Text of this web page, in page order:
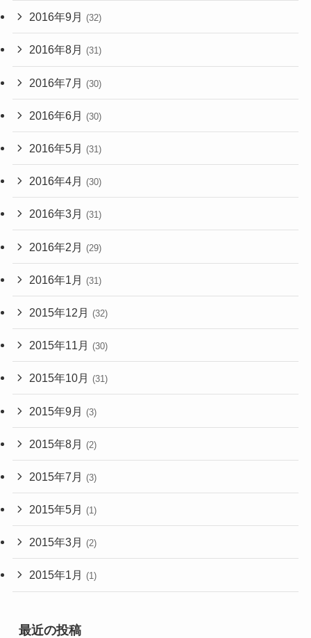
2016年9月 (32)
2016年8月 (31)
2016年7月 (30)
2016年6月 (30)
2016年5月 (31)
2016年4月 (30)
2016年3月 (31)
2016年2月 (29)
2016年1月 (31)
2015年12月 (32)
2015年11月 (30)
2015年10月 (31)
2015年9月 (3)
2015年8月 (2)
2015年7月 (3)
2015年5月 (1)
2015年3月 (2)
2015年1月 (1)
最近の投稿